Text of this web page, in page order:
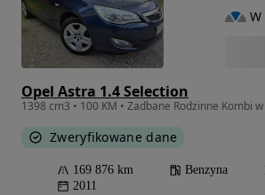
Opel Astra 1.4 Selection
Zweryfikowane dane
169 876 km Benzyna
2011